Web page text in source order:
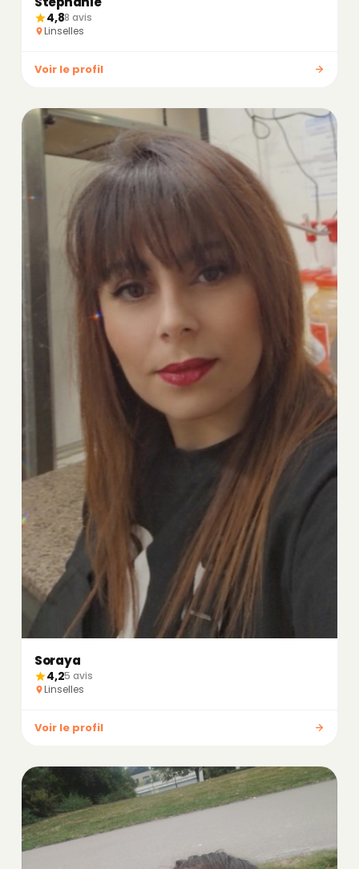
4,88 avis
Linselles
Voir le profil
Soraya
4,25 avis
Linselles
Voir le profil